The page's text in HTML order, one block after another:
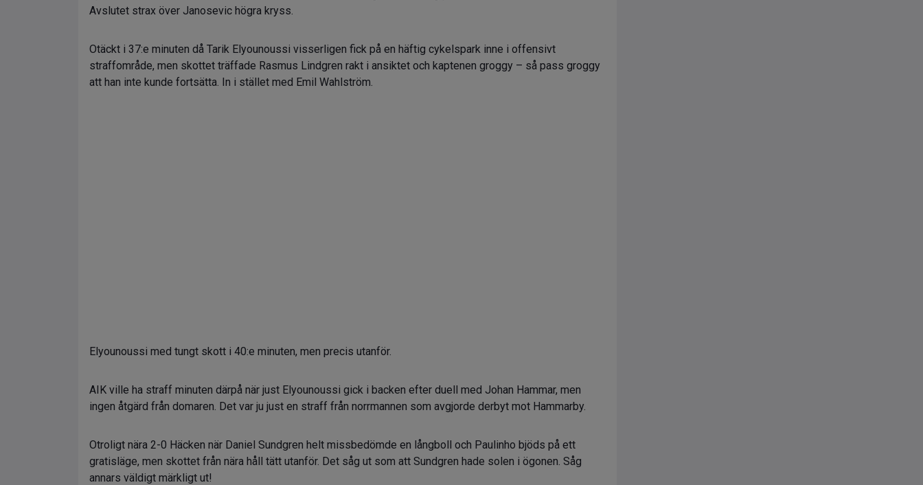
Avslutet strax över Janosevic högra kryss.
Otäckt i 37:e minuten då Tarik Elyounoussi visserligen fick på en häftig cykelspark inne i offensivt
straffområde, men skottet träffade Rasmus Lindgren rakt i ansiktet och kaptenen groggy – så pass groggy
att han inte kunde fortsätta. In i stället med Emil Wahlström.
Elyounoussi med tungt skott i 40:e minuten, men precis utanför.
AIK ville ha straff minuten därpå när just Elyounoussi gick i backen efter duell med Johan Hammar, men
ingen åtgärd från domaren. Det var ju just en straff från norrmannen som avgjorde derbyt mot Hammarby.
Otroligt nära 2-0 Häcken när Daniel Sundgren helt missbedömde en långboll och Paulinho bjöds på ett
gratisläge, men skottet från nära håll tätt utanför. Det såg ut som att Sundgren hade solen i ögonen. Såg
annars väldigt märkligt ut!